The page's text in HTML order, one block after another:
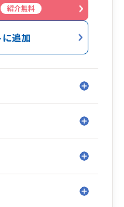
報告
の意思決定をサポー
につながる経営をサ
イス、資金調達支援
るアドバイス
資産承継をスムーズ
面からサポートいた
紹介無料
追加